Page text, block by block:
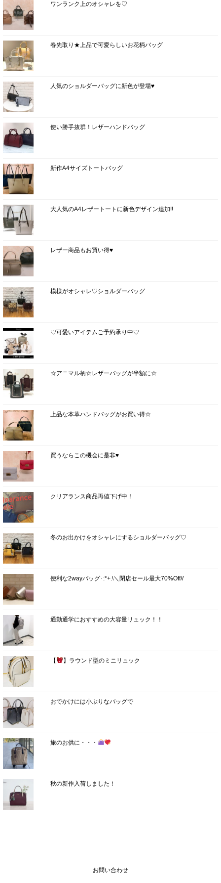
ワンランク上のオシャレを♡
春先取り★上品で可愛らしいお花柄バッグ
人気のショルダーバッグに新色が登場♥
使い勝手抜群！レザーハンドバッグ
新作A4サイズトートバッグ
大人気のA4レザートートに新色デザイン追加!!
レザー商品もお買い得♥
模様がオシャレ♡ショルダーバッグ
♡可愛いアイテムご予約承り中♡
☆アニマル柄☆レザーバッグが半額に☆
上品な本革ハンドバッグがお買い得☆
買うならこの機会に是非♥
クリアランス商品再値下げ中！
冬のお出かけをオシャレにするショルダーバッグ♡
便利な2wayバッグ･:*+.\＼閉店セール最大70%Off//
通勤通学におすすめの大容量リュック！！
【 】ラウンド型のミニリュック
おでかけには小ぶりなバッグで
旅のお供に・・・
秋の新作入荷しました！
お問い合わせ